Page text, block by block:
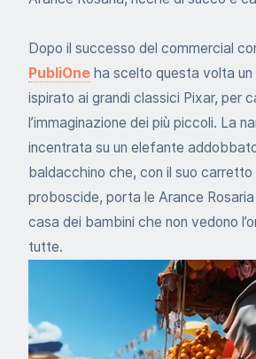
Dopo il successo del commercial
PubliOneha scelto questa volta un
ispirato ai grandi classici Pixar, per
l’immaginazione dei più piccoli. La
incentrata su un elefante
baldacchino che, con il suo carretto
proboscide, porta le Arance
casa dei bambini che non vedono
tutte.